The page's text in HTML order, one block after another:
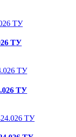
ТУ
ТУ